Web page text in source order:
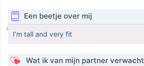
Een beetje over mij
I’m tall and very fit
Wat ik van mijn partner verwacht